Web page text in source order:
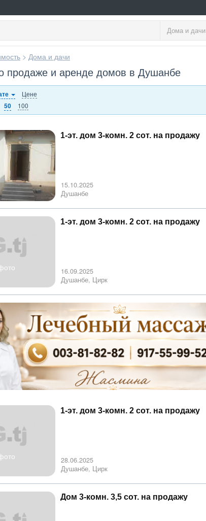
Дома и дачи
> Дома и дачи
продаже и аренде домов в Душанбе
Цене
50
100
1-эт. дом 3-комн. 2 сот. на продажу
15.10.2025
Душанбе
1-эт. дом 3-комн. 2 сот. на продажу
16.09.2025
Душанбе, Цирк
1-эт. дом 3-комн. 2 сот. на продажу
28.06.2025
Душанбе, Цирк
Дом 3-комн. 3,5 сот. на продажу